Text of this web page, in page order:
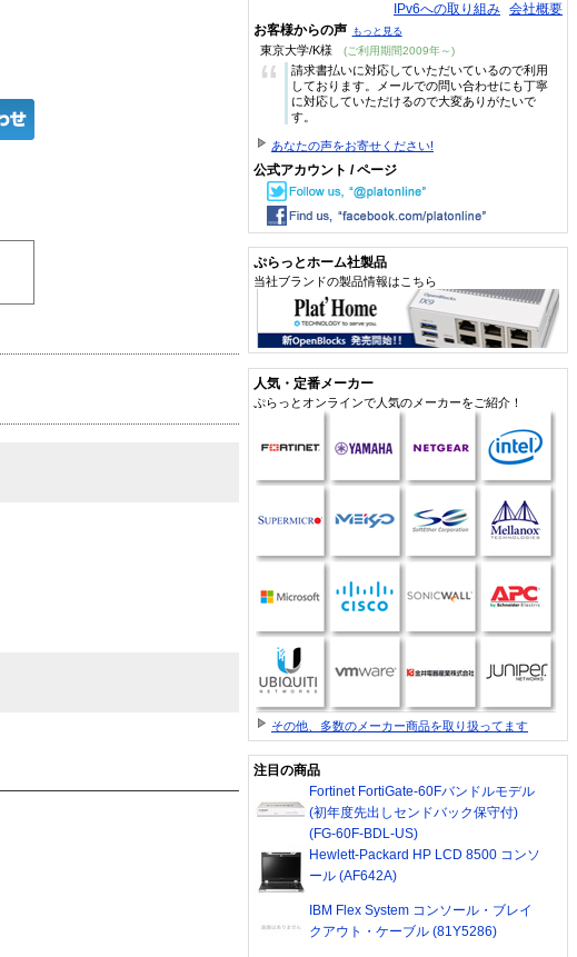
IPv6への取り組み 会社概要
お客様からの声 もっと見る
東京大学/K様 (ご利用期間2009年～)
“
請求書払いに対応していただいているので利用
しております。メールでの問い合わせにも丁寧
に対応していただけるので大変ありがたいで
す。
あなたの声をお寄せください!
公式アカウント / ページ
ぷらっとホーム社製品
当社ブランドの製品情報はこちら
人気・定番メーカー
ぷらっとオンラインで人気のメーカーをご紹介！
その他、多数のメーカー商品を取り扱ってます
注目の商品
Fortinet FortiGate-60Fバンドルモデル
(初年度先出しセンドバック保守付)
(FG-60F-BDL-US)
Hewlett-Packard HP LCD 8500 コンソ
ール (AF642A)
IBM Flex System コンソール・ブレイ
クアウト・ケーブル (81Y5286)